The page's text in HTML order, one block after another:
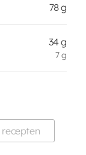
78 g
34 g
7 g
recepten